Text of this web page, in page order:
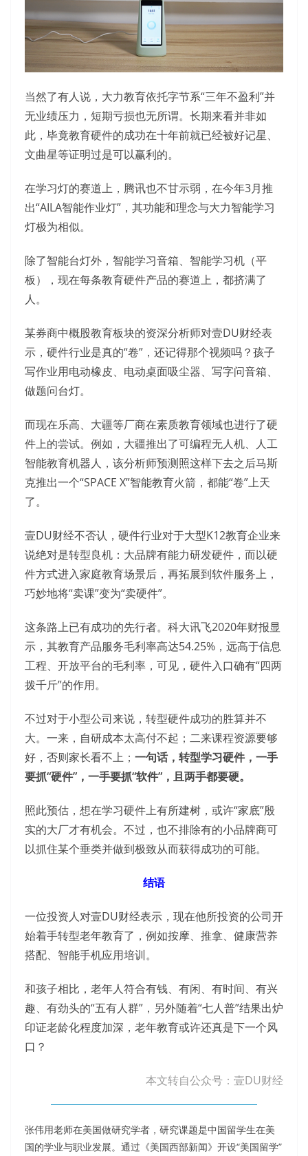
当然了有人说，大力教育依托字节系“三年不盈利”并
无业绩压力，短期亏损也无所谓。长期来看并非如
此，毕竟教育硬件的成功在十年前就已经被好记星、
文曲星等证明过是可以赢利的。
在学习灯的赛道上，腾讯也不甘示弱，在今年3月推
出“AILA智能作业灯”，其功能和理念与大力智能学习
灯极为相似。
除了智能台灯外，智能学习音箱、智能学习机（平
板），现在每条教育硬件产品的赛道上，都挤满了
人。
某券商中概股教育板块的资深分析师对壹DU财经表
示，硬件行业是真的“卷”，还记得那个视频吗？孩子
写作业用电动橡皮、电动桌面吸尘器、写字问音箱、
做题问台灯。
而现在乐高、大疆等厂商在素质教育领域也进行了硬
件上的尝试。例如，大疆推出了可编程无人机、人工
智能教育机器人，该分析师预测照这样下去之后马斯
克推出一个“SPACE X”智能教育火箭，都能“卷”上天
了。
壹DU财经不否认，硬件行业对于大型K12教育企业来
说绝对是转型良机：大品牌有能力研发硬件，而以硬
件方式进入家庭教育场景后，再拓展到软件服务上，
巧妙地将“卖课”变为“卖硬件”。
这条路上已有成功的先行者。科大讯飞2020年财报显
示，其教育产品服务毛利率高达54.25%，远高于信息
工程、开放平台的毛利率，可见，硬件入口确有“四两
拨千斤”的作用。
不过对于小型公司来说，转型硬件成功的胜算并不
大。一来，自研成本太高付不起；二来课程资源要够
好，否则家长看不上； 一句话，转型学习硬件，一手
要抓“硬件”，一手要抓“软件”，且两手都要硬。
照此预估，想在学习硬件上有所建树，或许“家底”殷
实的大厂才有机会。不过，也不排除有的小品牌商可
以抓住某个垂类并做到极致从而获得成功的可能。
结语
一位投资人对壹DU财经表示，现在他所投资的公司开
始着手转型老年教育了，例如按摩、推拿、健康营养
搭配、智能手机应用培训。
和孩子相比，老年人符合有钱、有闲、有时间、有兴
趣、有劲头的“五有人群”，另外随着“七人普”结果出炉
印证老龄化程度加深，老年教育或许还真是下一个风
口？
本文转自公众号：壹DU财经
张伟用老师在美国做研究学者，研究课题是中国留学生在美
国的学业与职业发展。通过《美国西部新闻》开设“美国留学”